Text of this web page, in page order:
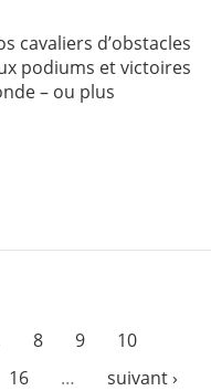
cavaliers d’obstacles
podiums et victoires
– ou plus
8 9
10
16 …
suivant ›